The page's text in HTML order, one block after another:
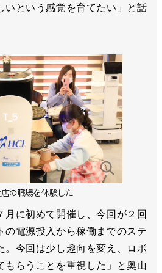
いという感覚を育てたい」と話
の職場を体験した
に初めて開催し、今回が２回
の電源投入から稼働までのステ
。今回は少し趣向を変え、ロボ
もらうことを重視した」と奥山